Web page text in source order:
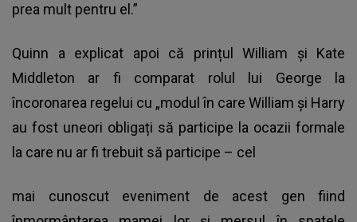
prea mult pentru el.”
Quinn a explicat apoi că prințul William și Kate
Middleton ar fi comparat rolul lui George la
încoronarea regelui cu „modul în care William și Harry
au fost uneori obligați să participe la ocazii formale
la care nu ar fi trebuit să participe – cel
mai cunoscut eveniment de acest gen fiind